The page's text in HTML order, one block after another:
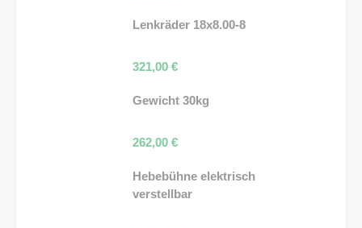
Lenkräder 18x8.00-8
321,00 €
Gewicht 30kg
262,00 €
Hebebühne elektrisch
verstellbar